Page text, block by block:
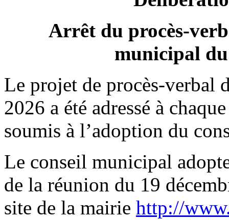
Arrêt du procès-
municipal du
Le projet de procès-verbal
2026 a été adressé à
soumis à l’adoption du
Le conseil municipal
de la réunion du 19
site de la mairie http://